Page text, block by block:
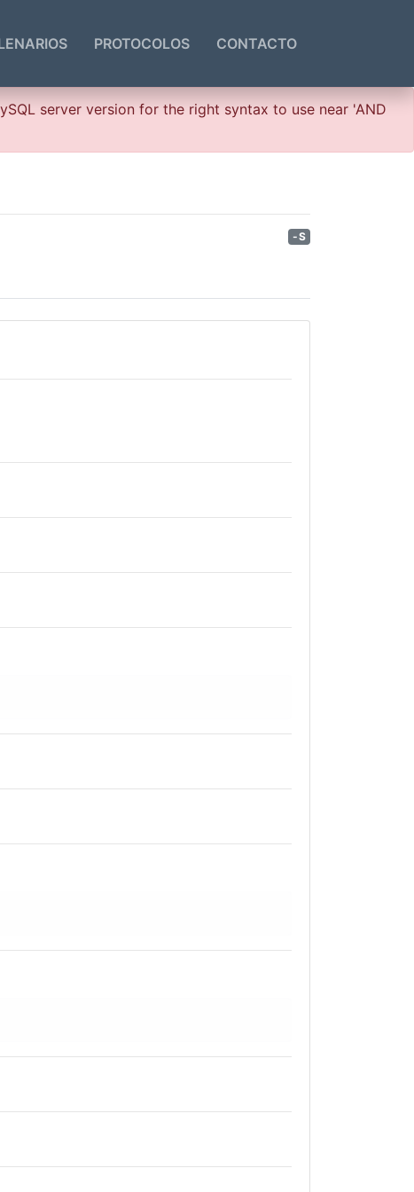
PROTOCOLOS CONTACTO
server version for the right syntax to use near 'AND
-S